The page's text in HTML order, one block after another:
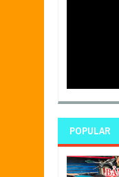
POPULAR